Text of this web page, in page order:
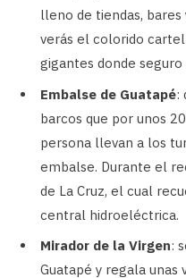
lleno de tiendas, bares
verás el colorido
gigantes donde
Embalse de Guatapé:
barcos que por unos
persona llevan a los
embalse. Durante el
de La Cruz, el cual
central hidroeléctrica.
Mirador de la Virgen:
Guatapé y regala unas